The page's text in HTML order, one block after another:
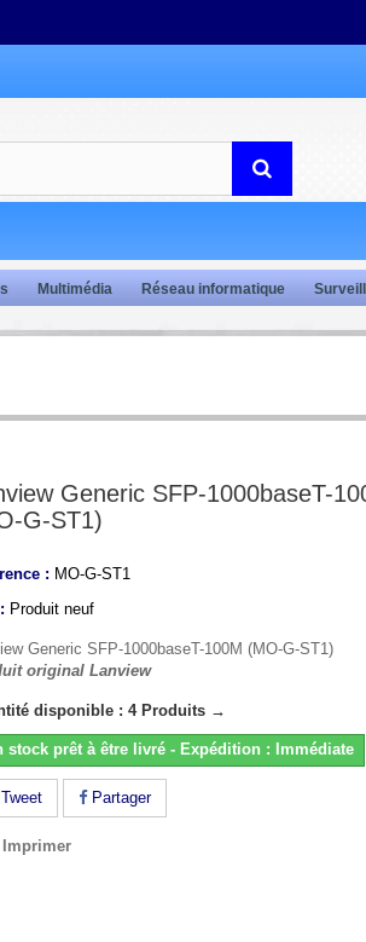
Multimédia Réseau informatique
Generic SFP-1000baseT-
G-ST1)
: MO-G-ST1
Produit neuf
Generic SFP-1000baseT-100M (MO-G-ST1)
original Lanview
disponible : 4 Produits →
stock prêt à être livré - Expédition : Immédiate
Tweet Partager
Imprimer